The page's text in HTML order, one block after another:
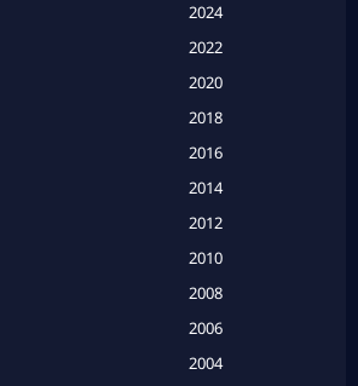
True Story สร้างจากเรื่องจริง(2)
a True Story เรื่องจริง (20)
a True Story เรื่องจริง (16)
2024
2022
2020
2018
2016
2014
2012
2010
2008
2006
2004